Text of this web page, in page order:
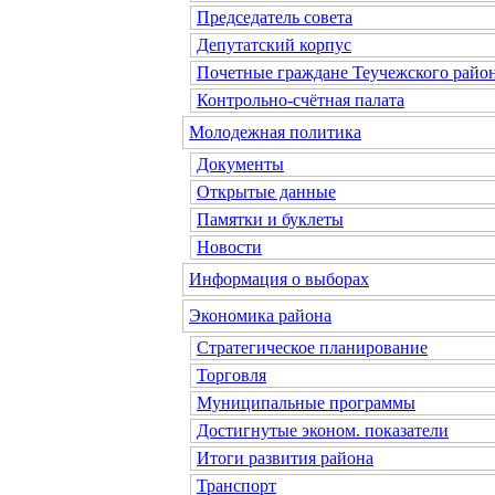
Председатель совета
Депутатский корпус
Почетные граждане Теучежского
Контрольно-счётная палата
Молодежная политика
Документы
Открытые данные
Памятки и буклеты
Новости
Информация о выборах
Экономика района
Стратегическое планирование
Торговля
Муниципальные программы
Достигнутые эконом. показатели
Итоги развития района
Транспорт